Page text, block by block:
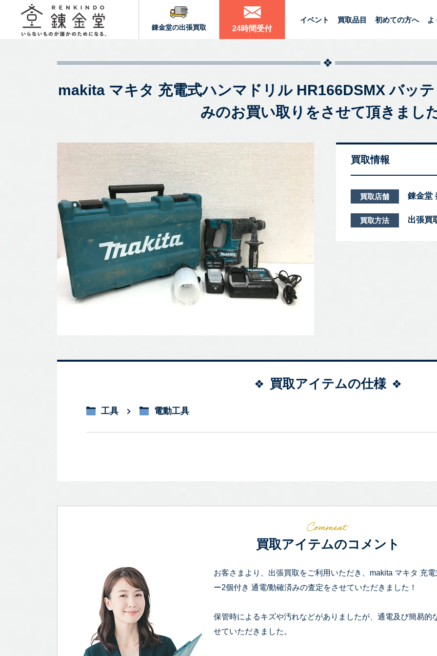
錬金堂の出張買取 24時間受付
イベント 買取品目 初めての方へ よ
makita マキタ 充電式ハンマドリル HR166DSMX バッ
みのお買い取りをさせて頂きまし
買取情報
買取店舗 錬金堂
買取方法 出張買
買取アイテムの仕様
工具 電動工具
買取アイテムのコメント
お客さまより、出張買取をご利用いただき、makita マキタ 充
ー2個付き 通電/動確済みの査定をさせていただきました！
保管時によるキズや汚れなどがありましたが、通電及び簡易的
せていただきました。